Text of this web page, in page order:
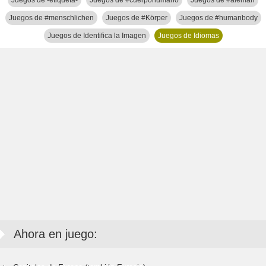
Juegos de #menschlichen Juegos de #Körper Juegos de #humanbody
Juegos de Identifica la Imagen Juegos de Idiomas
Ahora en juego: